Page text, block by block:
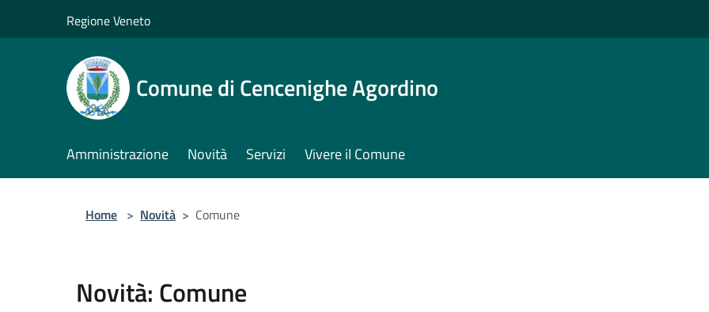
Regione Veneto
Comune di Cencenighe Agordino
Amministrazione Novità Servizi Vivere il Comune
Home > Novità > Comune
Novità: Comune